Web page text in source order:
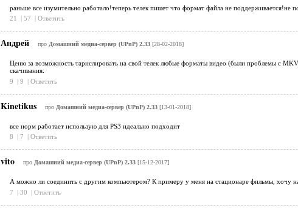
раньше все изумительно работало!теперь телек пишет что формат файла не
21
| 57 | Ответить
Андрей про Домашний медиа-сервер (UPnP) 2.33[28-02-2018]
Ценю за возможность тарнслировать на свой телек любые форматы видео (были проблемы с
скачивания.
9
| 9 | Ответить
Kinetikus про Домашний медиа-сервер (UPnP) 2.33[13-01-2018]
все норм работает использую для PS3 идеально подходит
8
| 7 | Ответить
vito про Домашний медиа-сервер (UPnP) 2.33[15-12-2017]
А можно ли соединить с другим компьютером? К примеру у меня на стационаре фильмы, хочу
7
| 30 | Ответить